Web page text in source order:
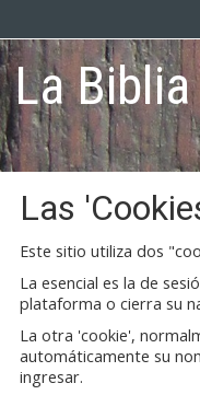
La
Las
Este sitio utiliza dos
La esencial es la de
plataforma o cierra su
La otra 'cookie',
automáticamente su
ingresar.